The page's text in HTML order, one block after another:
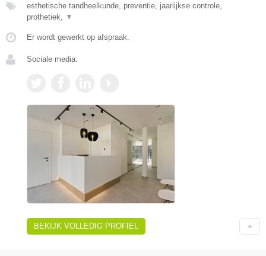
esthetische tandheelkunde, preventie, jaarlijkse controle,
prothetiek,
▼
Er wordt gewerkt op afspraak.
Sociale media:
BEKIJK VOLLEDIG PROFIEL